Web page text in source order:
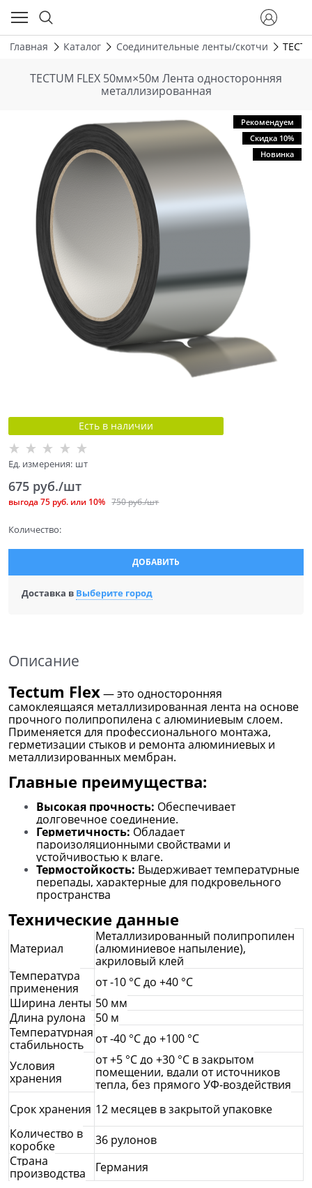
Главная Каталог Соединительные ленты/скотчи
TECTUM FLEX 50мм×50м Лента односторонняя
металлизированная
Рекомендуем
Скидка 10%
Новинка
Есть в наличии
Ед. измерения: шт
750 руб./шт
675 руб./шт
выгода 75 руб. или 10%
Количество:
ДОБАВИТЬ
Доставка в Выберите город
Описание
Tectum Flex— это односторонняя
самоклеящаяся металлизированная лента на основе
прочного полипропилена с алюминиевым слоем.
Применяется для профессионального монтажа,
герметизации стыков и ремонта алюминиевых и
металлизированных мембран.
Главные преимущества:
Высокая прочность: Обеспечивает
долговечное соединение.
Герметичность: Обладает
пароизоляционными свойствами и
устойчивостью к влаге.
Термостойкость: Выдерживает температурные
перепады, характерные для подкровельного
пространства
Технические данные
Материал
Металлизированный полипропилен
(алюминиевое напыление),
акриловый клей
Температура
применения
от -10 °C до +40 °C
Ширина ленты 50 мм
Длина рулона
50 м
Температурная
стабильность
от -40 °C до +100 °C
Условия
хранения
от +5 °С до +30 °С в закрытом
помещении, вдали от источников
тепла, без прямого УФ-воздействия
Срок хранения 12 месяцев в закрытой упаковке
Количество в
коробке
36 рулонов
Страна
производства
Германия